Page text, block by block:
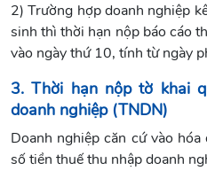
2) Trường hợp doanh nghiệp
sinh thì thời hạn nộp báo cáo
vào ngày thứ 10, tính từ ngày
3. Thời hạn nộp tờ khai
doanh nghiệp (TNDN)
Doanh nghiệp căn cứ vào
số tiền thuế thu nhập doanh